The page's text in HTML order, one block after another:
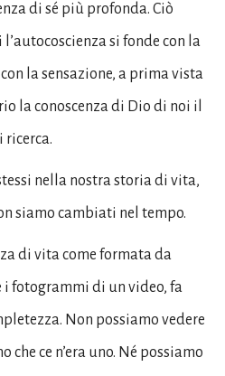
di sé più profonda. Ciò
si fonde con la
la sensazione, a prima vista
la conoscenza di Dio di noi il
nella nostra storia di vita,
siamo cambiati nel tempo.
di vita come formata da
i fotogrammi di un video, fa
Non possiamo vedere
che ce n’era uno. Né possiamo